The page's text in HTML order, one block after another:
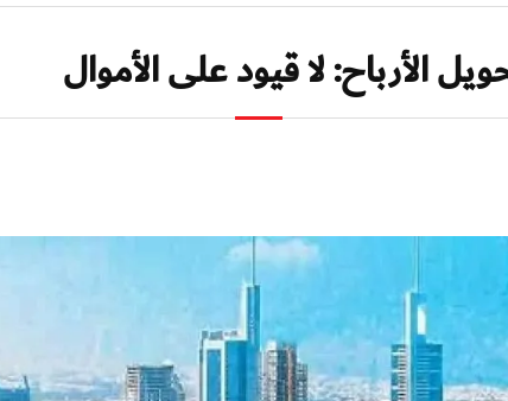
الأرباح: لا قيود على الأموال